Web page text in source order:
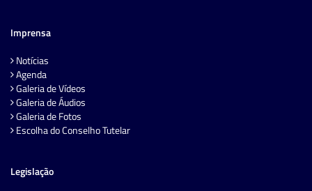
Imprensa
Notícias
Agenda
Galeria de Vídeos
Galeria de Áudios
Galeria de Fotos
Escolha do Conselho Tutelar
Legislação